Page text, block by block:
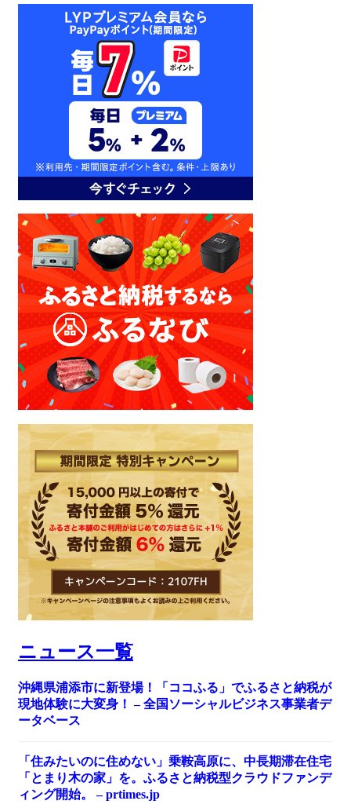
ニュース一覧
沖縄県浦添市に新登場！「ココふる」でふるさと納税が
現地体験に大変身！ – 全国ソーシャルビジネス事業者デ
ータベース
「住みたいのに住めない」乗鞍高原に、中長期滞在住宅
「とまり木の家」を。ふるさと納税型クラウドファンデ
ィング開始。 – prtimes.jp